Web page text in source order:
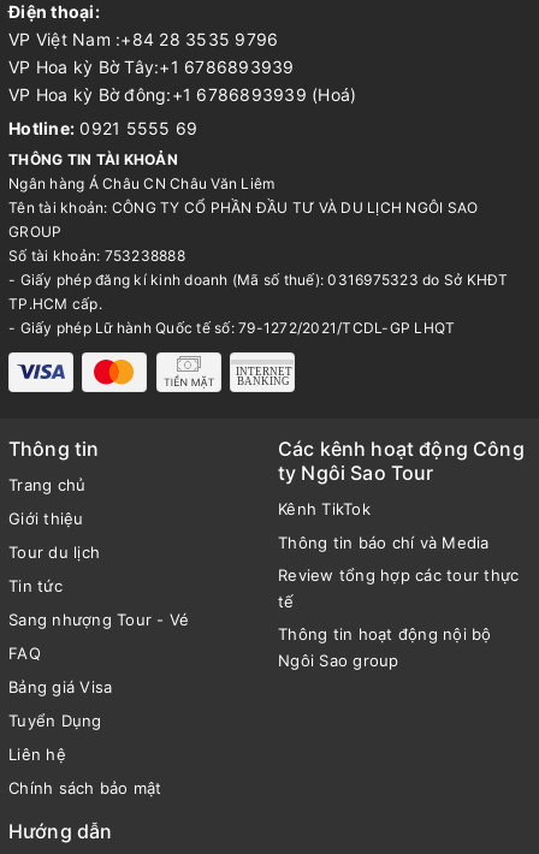
Điện thoại:
VP Việt Nam :+84 28 3535 9796
VP Hoa kỳ Bờ Tây:+1 6786893939
VP Hoa kỳ Bờ đông:+1 6786893939 (Hoá)
Hotline: 0921 5555 69
THÔNG TIN TÀI KHOẢN
Ngân hàng Á Châu CN Châu Văn Liêm
Tên tài khoản: CÔNG TY CỔ PHẦN ĐẦU TƯ VÀ DU LỊCH NGÔI SAO
GROUP
Số tài khoản: 753238888
- Giấy phép đăng kí kinh doanh (Mã số thuế): 0316975323 do Sở KHĐT
TP.HCM cấp.
- Giấy phép Lữ hành Quốc tế số: 79-1272/2021/TCDL-GP LHQT
Thông tin
Trang chủ
Giới thiệu
Tour du lịch
Tin tức
Sang nhượng Tour - Vé
FAQ
Bảng giá Visa
Tuyển Dụng
Liên hệ
Chính sách bảo mật
Các kênh hoạt động Công
ty Ngôi Sao Tour
Kênh TikTok
Thông tin báo chí và Media
Review tổng hợp các tour thực
tế
Thông tin hoạt động nội bộ
Ngôi Sao group
Hướng dẫn